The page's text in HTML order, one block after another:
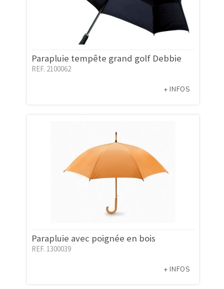
Parapluie tempête grand golf Debbie
REF. 2100062
+ INFOS
Parapluie avec poignée en bois
REF. 1300039
+ INFOS